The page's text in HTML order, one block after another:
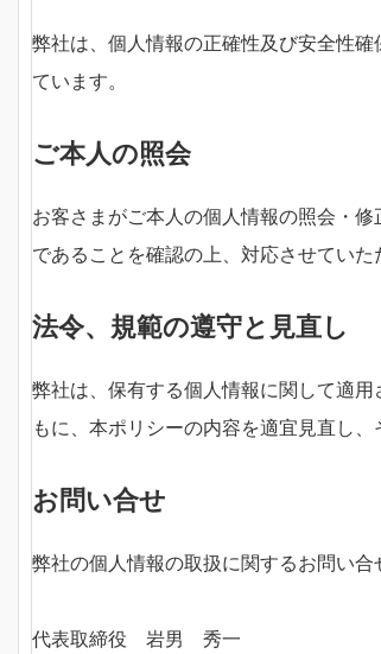
弊社は、個人情報の正確性及び安全性
ています。
ご本人の照会
お客さまがご本人の個人情報の照会・
であることを確認の上、対応させていた
法令、規範の遵守と見直し
弊社は、保有する個人情報に関して適
もに、本ポリシーの内容を適宜見直し、
お問い合せ
弊社の個人情報の取扱に関するお問い合
代表取締役 岩男 秀一